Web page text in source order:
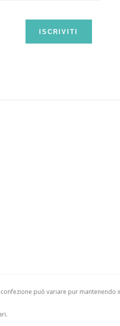
ISCRIVITI
può variare pur